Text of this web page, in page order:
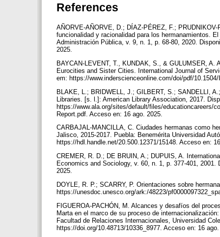
References
AÑORVE-AÑORVE, D.; DÍAZ-PÉREZ, F.;
funcionalidad y racionalidad para los hermanamientos.
Administración Pública, v. 9, n. 1, p. 68-80, 2020.
2025.
BAYCAN-LEVENT, T., KUNDAK, S., & GULUMSER,
Eurocities and Sister Cities. International Journal of
em: https://www.inderscienceonline.com/doi/pdf/
BLAKE, L.; BRIDWELL, J.; GILBERT, S.; SANDELLI,
Libraries. [s. l.]: American Library Association, 2017.
https://www.ala.org/sites/default/files/educationcareers/
Report.pdf. Acceso en: 16 ago. 2025.
CARBAJAL-MANCILLA, C. Ciudades hermanas como
Jalisco, 2015-2017. Puebla: Benemérita Universidad
https://hdl.handle.net/20.500.12371/15148. Acceso en:
CREMER, R. D.; DE BRUIN, A.; DUPUIS, A.
Economics and Sociology, v. 60, n. 1, p. 377-401,
2025.
DOYLE, R. P.; SCARRY, P. Orientaciones sobre
https://unesdoc.unesco.org/ark:/48223/
FIGUEROA-PACHÓN, M. Alcances y desafíos del
Marta en el marco de su proceso de
Facultad de Relaciones Internacionales, Universidad
https://doi.org/10.48713/10336_8977. Acceso en: 16